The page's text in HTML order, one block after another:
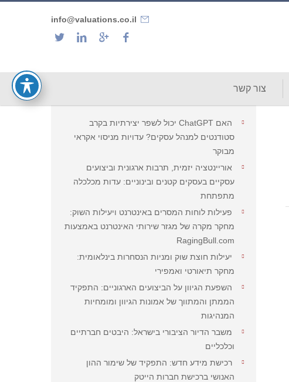
info@valuations.co.il
צור קשר
האם ChatGPT יכול לשפר יצירתיות בקרב
סטודנטים למנהל עסקים? עדויות מניסוי אקראי
מבוקר
אוריינטציה יזמית, תרבות ארגונית וביצועים
עסקיים בעסקים קטנים ובינוניים: עדות מכלכלה
מתפתחת
פעילות לוחות המסרים באינטרנט ויעילות השוק:
מחקר מקרה של מגזר שירותי האינטרנט באמצעות
RagingBull.com
יעילות חוצת שוק ומניות הנסחרות בינלאומית:
מחקר תיאורטי ואמפירי
השפעת הגיוון על הביצועים הארגוניים: התפקיד
הממתן והמתווך של אמונות הגיוון ומומחיות
המנהיגות
משבר הדיור הציבורי בישראל: היבטים חברתיים
וכלכליים
רכישת מידע חדש: התפקיד של שימור ההון
האנושי ברכישת חברות הייטק